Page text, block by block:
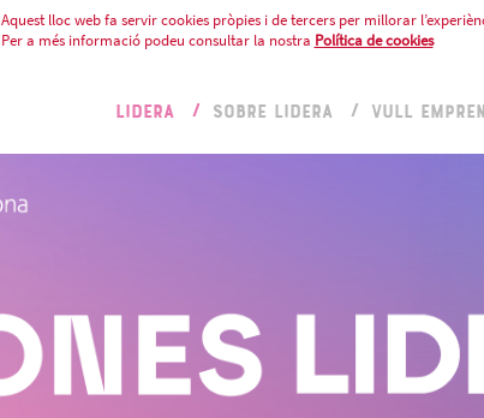
Aquest lloc web fa servir cookies pròpies i de tercers per millorar
Per a més informació podeu consultar la nostra Política de cookies
LIDERA SOBRE LIDERA VULL